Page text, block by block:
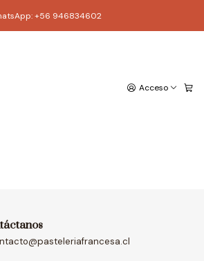
Acceso
+56 946834602